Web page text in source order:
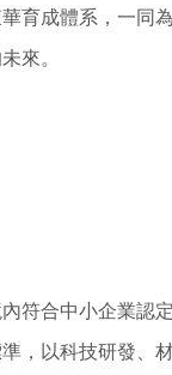
育成體系，一同
來。
符合中小企業認
，以科技研發、